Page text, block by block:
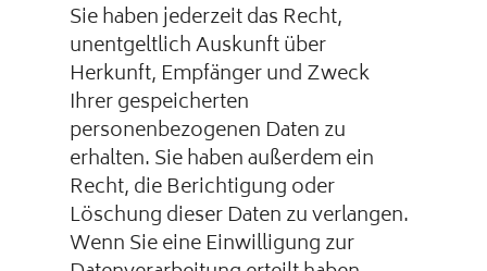
Sie haben jederzeit das Recht,
unentgeltlich Auskunft über
Herkunft, Empfänger und Zweck
Ihrer gespeicherten
personenbezogenen Daten zu
erhalten. Sie haben außerdem ein
Recht, die Berichtigung oder
Löschung dieser Daten zu verlangen.
Wenn Sie eine Einwilligung zur